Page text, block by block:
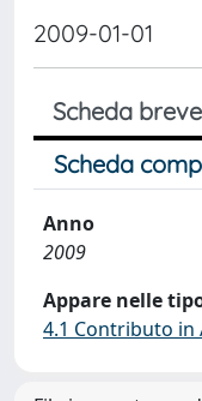
2009-01-01
Scheda breve
Scheda
Anno
2009
Appare nelle
4.1 Contributo in